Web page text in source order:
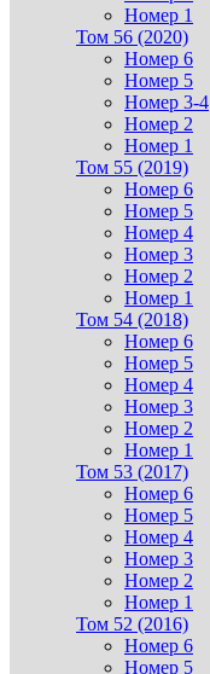
Номер 1
Том 56 (2020)
Номер 6
Номер 5
Номер 3-4
Номер 2
Номер 1
Том 55 (2019)
Номер 6
Номер 5
Номер 4
Номер 3
Номер 2
Номер 1
Том 54 (2018)
Номер 6
Номер 5
Номер 4
Номер 3
Номер 2
Номер 1
Том 53 (2017)
Номер 6
Номер 5
Номер 4
Номер 3
Номер 2
Номер 1
Том 52 (2016)
Номер 6
Номер 5